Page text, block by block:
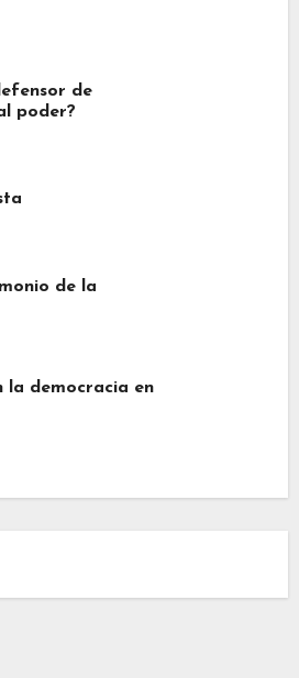
de
poder?
de la
la democracia en